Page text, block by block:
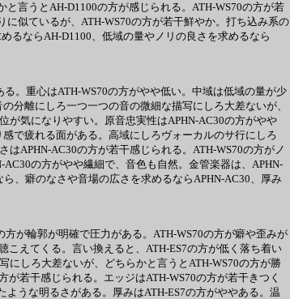
言うとAH-D1100の方が感じられる。ATH-WS70の方が若
似ているが、ATH-WS70の方が若干鮮やか。打ち込み系の
るならAH-D1100、低域の量やノリの良さを求めるなら
。重心はATH-WS70の方がやや低い。中域は低域の量が少
分離にしろ一つ一つの音の微細な描写にしろ大差ないが、
が気になりやすい。原音忠実性はAPHN-AC30の方がやや
で疲れる面がある。高域にしろヴォーカルのサ行にしろ
APHN-AC30の方が若干感じられる。ATH-WS70の方がノ
の方がやや繊細で、音色も自然。金管楽器は、APHN-
、癖のなさや音場の広さを求めるならAPHN-AC30、厚み
が輪郭が明確で圧力がある。ATH-WS70の方が癖や歪みが
こえてくる。言い換えると、ATH-ES7の方が低く落ち着い
にしろ大差ないが、どちらかと言うとATH-WS70の方が勝
若干感じられる。エッジはATH-WS70の方が若干きつく
うな明るさがある。厚みはATH-ES7の方がややある。温